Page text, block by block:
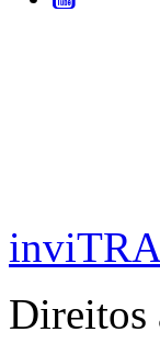
inviTRA
Direitos